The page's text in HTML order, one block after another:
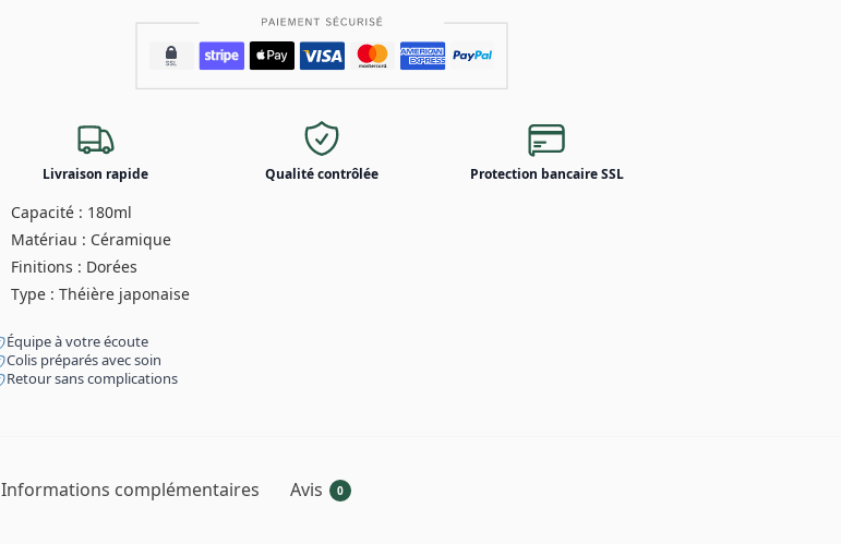
Livraison rapide Qualité contrôlée Protection bancaire SSL
Capacité : 180ml
Matériau : Céramique
Finitions : Dorées
Type : Théière japonaise
Équipe à votre écoute
Colis préparés avec soin
Retour sans complications
Informations complémentaires Avis 0